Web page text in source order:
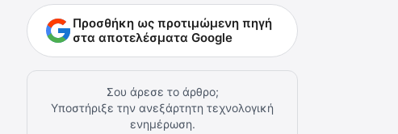
Προσθήκη ως προτιμώμενη πηγή
στα αποτελέσματα Google
Σου άρεσε το άρθρο;
Υποστήριξε την ανεξάρτητη τεχνολογική
ενημέρωση.